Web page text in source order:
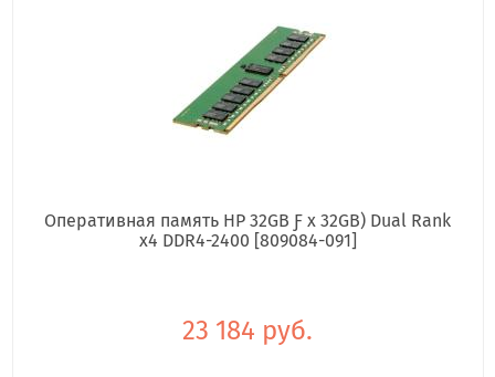
Оперативная память HP 32GB Ƒ x 32GB) Dual Rank
x4 DDR4-2400 [809084-091]
23 184 руб.